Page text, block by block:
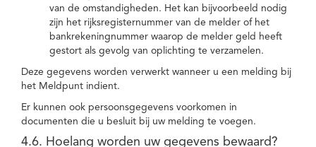
van de omstandigheden. Het kan bijvoorbeeld nodig
zijn het rijksregisternummer van de melder of het
bankrekeningnummer waarop de melder geld heeft
gestort als gevolg van oplichting te verzamelen.
Deze gegevens worden verwerkt wanneer u een melding bij
het Meldpunt indient.
Er kunnen ook persoonsgegevens voorkomen in
documenten die u besluit bij uw melding te voegen.
4.6. Hoelang worden uw gegevens bewaard?